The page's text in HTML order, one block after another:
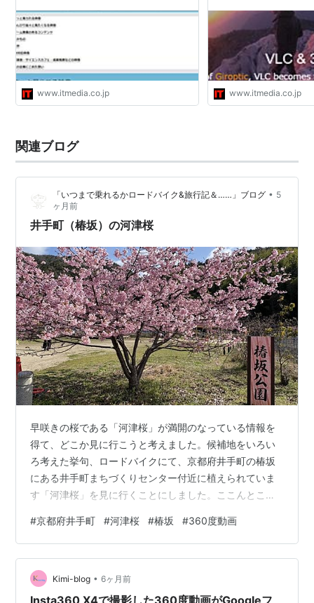
www.itmedia.co.jp www.itmedia.co.jp
関連ブログ
「いつまで乗れるかロードバイク&旅行記＆……」ブログ • 5
ヶ月前
井手町（椿坂）の河津桜
早咲きの桜である「河津桜」が満開のなっている情報を
得て、どこか見に行こうと考えました。候補地をいろい
ろ考えた挙句、ロードバイクにて、京都府井手町の椿坂
にある井手町まちづくりセンター付近に植えられていま
す「河津桜」を見に行くことにしました。ここんところ
えに北風（もろ向かい風）が強く、ペダルを漕いでも漕
いでも進む感覚があまりなく、寒いのもあって途中でや
めよかなと思いました。ですが、今日を逃すと今年は見
られなくなるかと思い、頑張って漕いで何とか到着する
ことができました。 もう満開でした。頑張ってきたかい
#京都府井手町 #河津桜 #椿坂 #360度動画
Kimi-blog • 6ヶ月前